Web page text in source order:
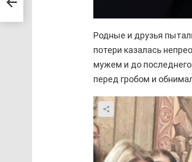
Родные и друзья
потери казалась
мужем и до
перед гробом и